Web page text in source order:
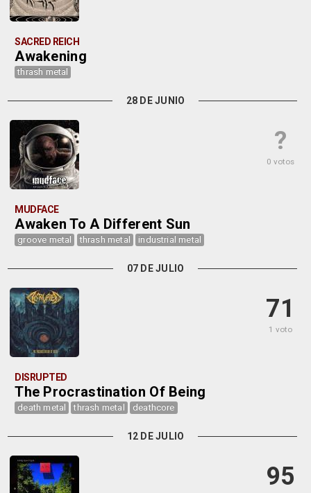
SACRED REICH
Awakening
thrash metal
28 DE JUNIO
?
0 votos
MUDFACE
Awaken To A Different Sun
groove metal thrash metal industrial metal
07 DE JULIO
71
1 voto
DISRUPTED
The Procrastination Of Being
death metal thrash metal deathcore
12 DE JULIO
95